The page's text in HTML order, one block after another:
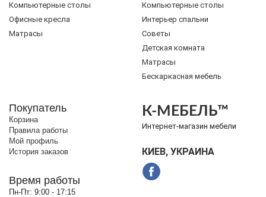
Компьютерные столы
Офисные кресла
Матрасы
Компьютерные столы
Интерьер спальни
Советы
Детская комната
Матрасы
Бескаркасная мебель
Покупатель
Корзина
Правила работы
Мой профиль
История заказов
Время работы
Пн-Пт: 9:00 - 17:15
К-МЕБЕЛЬ™
Интернет-магазин мебели
КИЕВ, УКРАИНА